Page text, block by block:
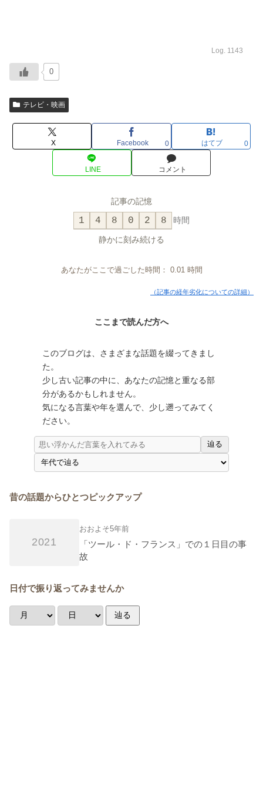
Log. 1143
0
テレビ・映画
X Facebook 0 はてブ 0
LINE コメント
記事の記憶
1 4 8 0 2 8 時間
静かに刻み続ける
あなたがここで過ごした時間： 0.01時間
（記事の経年劣化についての詳細）
ここまで読んだ方へ
このブログは、さまざまな話題を綴ってきまし
た。
少し古い記事の中に、あなたの記憶と重なる部
分があるかもしれません。
気になる言葉や年を選んで、少し遡ってみてく
ださい。
辿る
昔の話題からひとつピックアップ
2021
おおよそ5年前
「ツール・ド・フランス」での１日目の事
故
日付で振り返ってみませんか
辿る